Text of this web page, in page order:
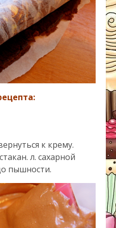
к крему.
л. сахарной
пышности.